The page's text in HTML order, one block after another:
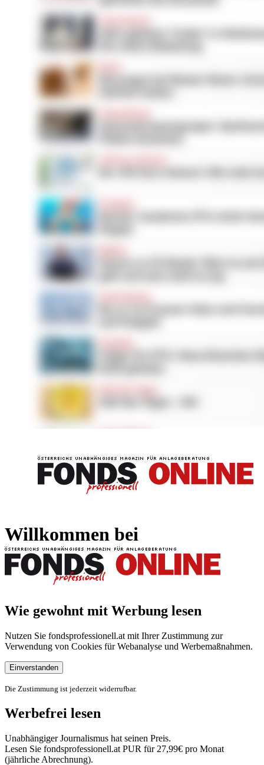
Willkommen bei
Wie gewohnt mit Werbung lesen
Nutzen Sie fondsprofessionell.at mit Ihrer Zustimmung zur
Verwendung von Cookies für Webanalyse und Werbemaßnahmen.
Einverstanden
Die Zustimmung ist jederzeit widerrufbar.
Werbefrei lesen
Unabhängiger Journalismus hat seinen Preis.
Lesen Sie fondsprofessionell.at PUR für 27,99€ pro Monat
(jährliche Abrechnung).